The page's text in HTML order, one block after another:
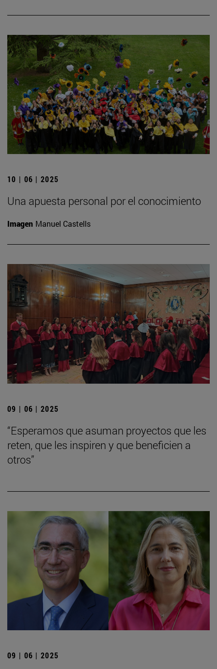
10 | 06 | 2025
Una apuesta personal por el conocimiento
Imagen Manuel Castells
09 | 06 | 2025
“Esperamos que asuman proyectos que les
reten, que les inspiren y que beneficien a
otros”
09 | 06 | 2025